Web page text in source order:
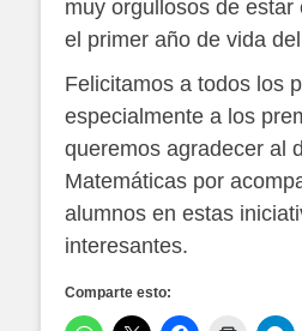
muy orgullosos de estar
el primer año de vida
Felicitamos a todos los
especialmente a los
queremos agradecer al
Matemáticas por
alumnos en estas
interesantes.
Comparte esto: